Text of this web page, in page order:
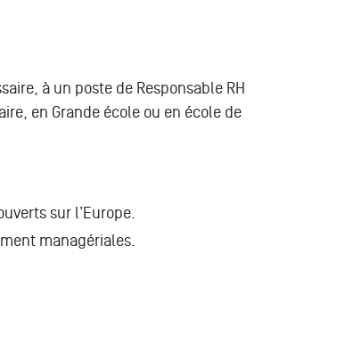
à un poste de Responsable RH
en Grande école ou en école de
sur l’Europe.
managériales.